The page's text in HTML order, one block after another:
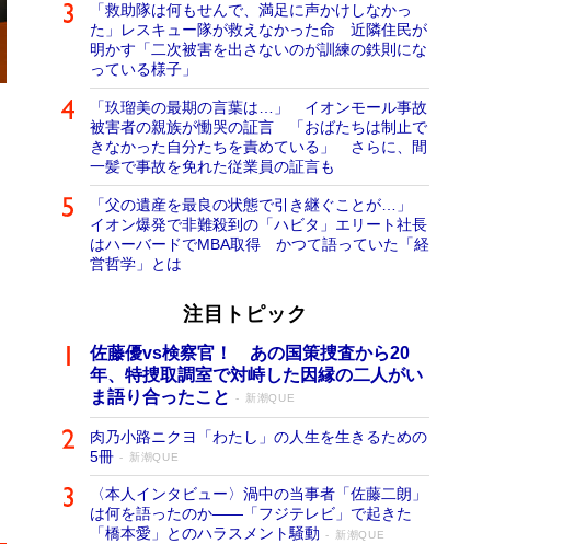
「救助隊は何もせんで、満足に声かけしなかっ
た」レスキュー隊が救えなかった命 近隣住民が
明かす「二次被害を出さないのが訓練の鉄則にな
っている様子」
「玖瑠美の最期の言葉は…」 イオンモール事故
被害者の親族が慟哭の証言 「おばたちは制止で
きなかった自分たちを責めている」 さらに、間
一髪で事故を免れた従業員の証言も
「父の遺産を最良の状態で引き継ぐことが…」
イオン爆発で非難殺到の「ハビタ」エリート社長
はハーバードでMBA取得 かつて語っていた「経
営哲学」とは
注目トピック
佐藤優vs検察官！ あの国策捜査から20
年、特捜取調室で対峙した因縁の二人がい
ま語り合ったこと
新潮QUE
肉乃小路ニクヨ「わたし」の人生を生きるための
5冊
新潮QUE
〈本人インタビュー〉渦中の当事者「佐藤二朗」
は何を語ったのか――「フジテレビ」で起きた
「橋本愛」とのハラスメント騒動
新潮QUE